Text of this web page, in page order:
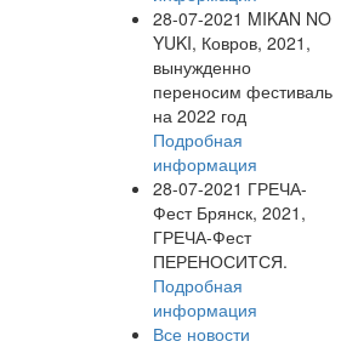
28-07-2021 MIKAN NO
YUKI, Ковров, 2021,
вынужденно
переносим фестиваль
на 2022 год
Подробная
информация
28-07-2021 ГРЕЧА-
Фест Брянск, 2021,
ГРЕЧА-Фест
ПЕРЕНОСИТСЯ.
Подробная
информация
Все новости